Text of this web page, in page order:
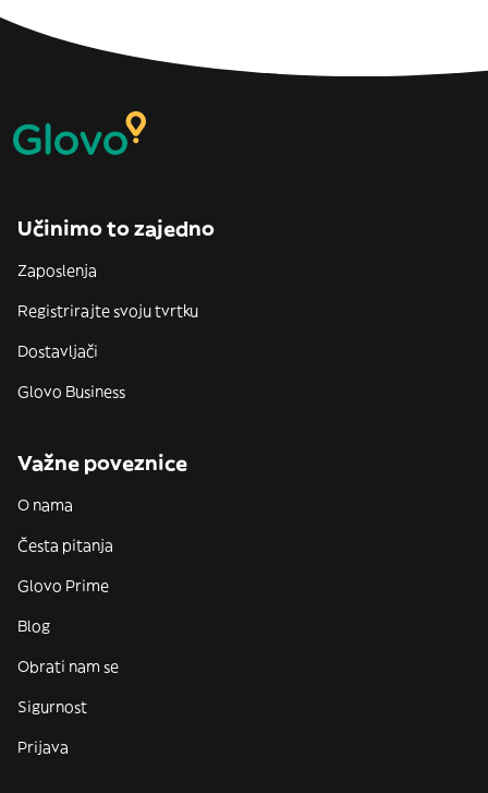
Učinimo to zajedno
Zaposlenja
Registrirajte svoju tvrtku
Dostavljači
Glovo Business
Važne poveznice
O nama
Česta pitanja
Glovo Prime
Blog
Obrati nam se
Sigurnost
Prijava